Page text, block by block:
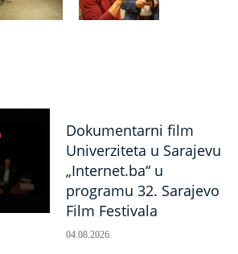
Dokumentarni film
Univerziteta u Sarajevu
„Internet.ba“ u
programu 32. Sarajevo
Film Festivala
04.08.2026.